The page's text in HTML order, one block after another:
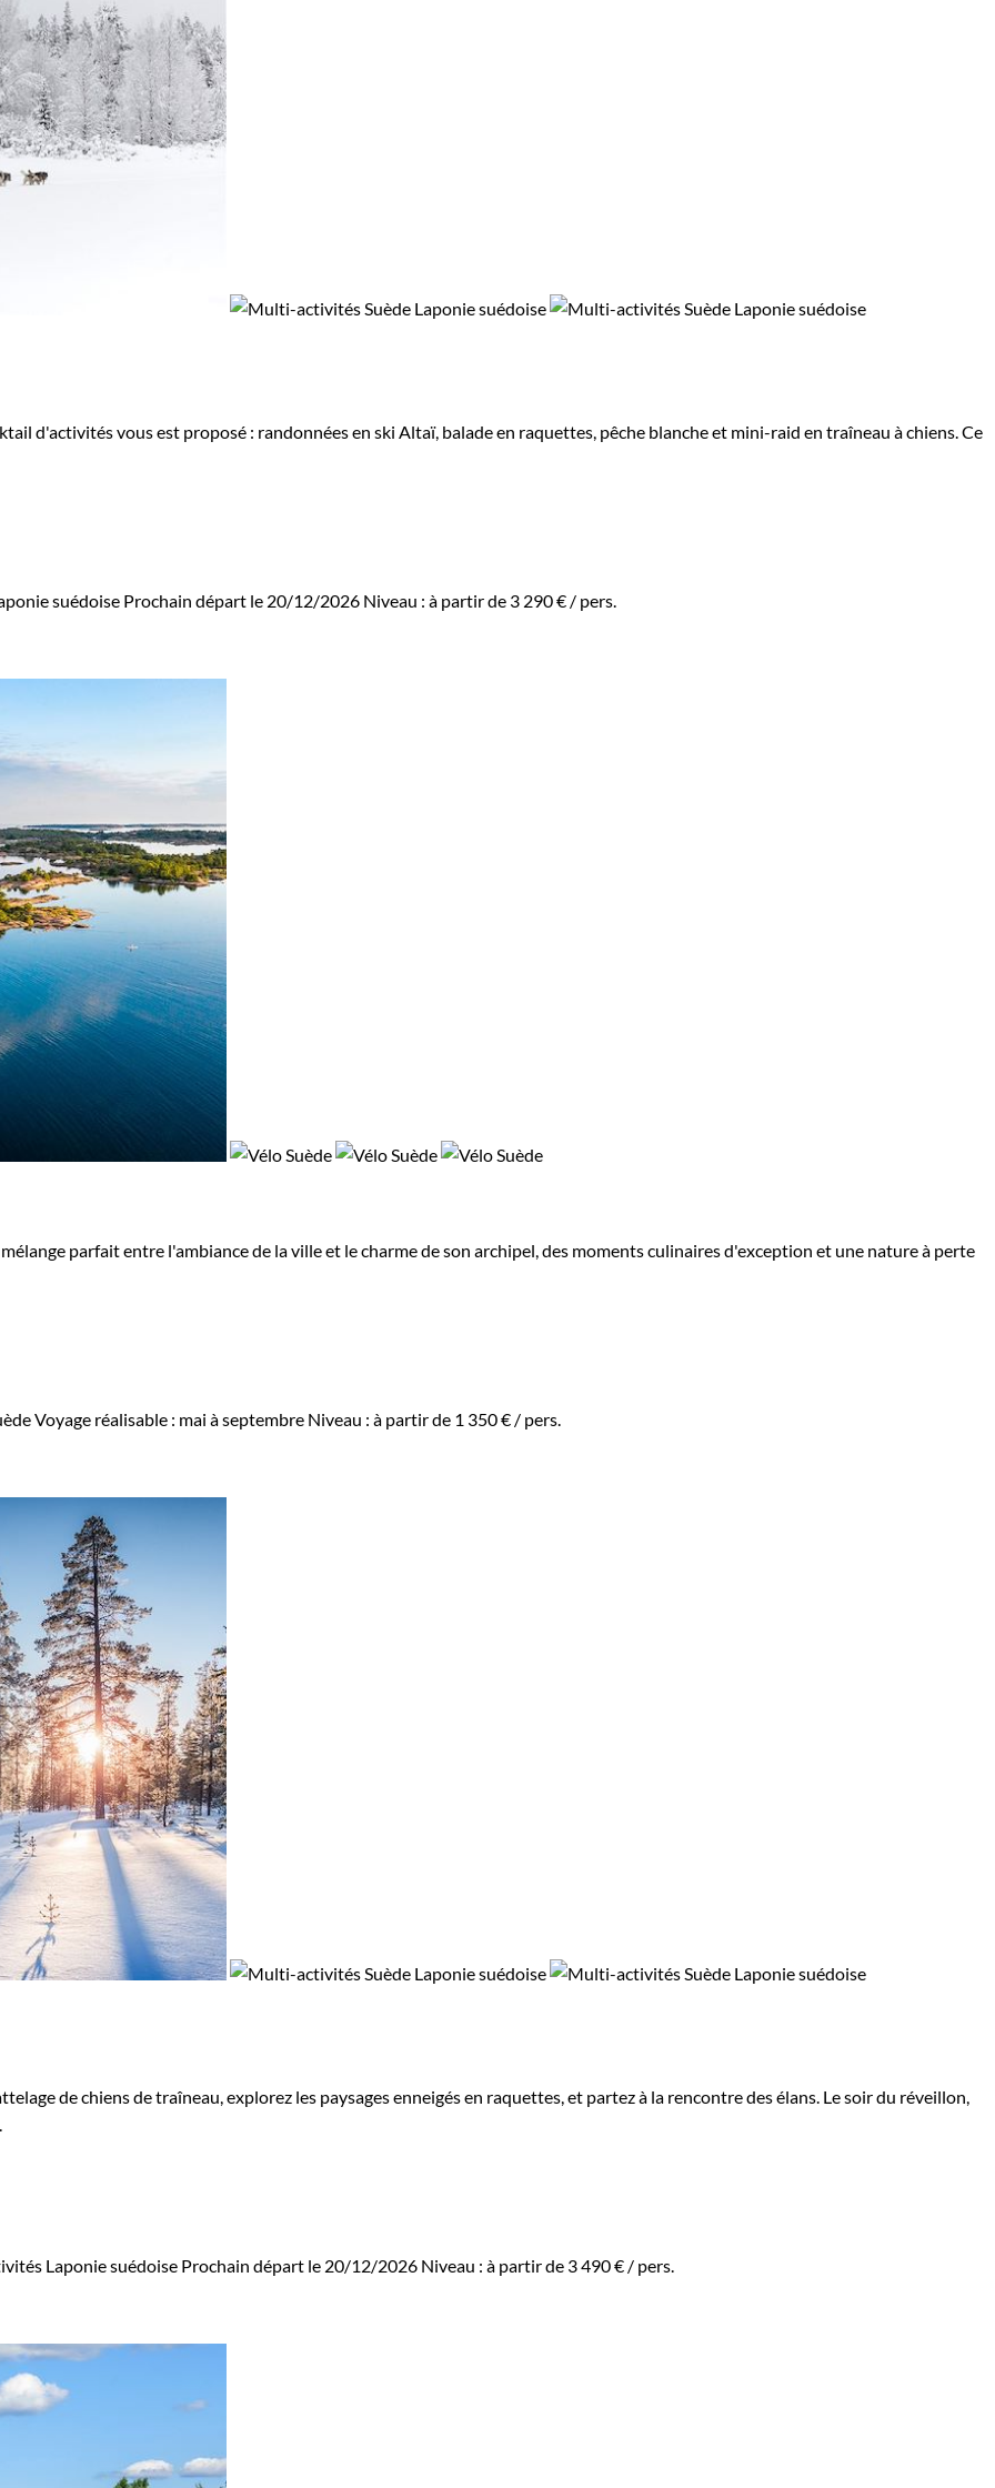
d'Engelsberg, une célèbre fonderie suédoise. Vous passerez sûrement devant
et aventure, qui vous permet de découvrir la Suède, sa culture, son folklore, et ses
d'activités vous est proposé : randonnées en ski Altaï, balade en raquettes, pêche blanche et mini-raid en traîneau à chiens. Ce
suédoise Prochain départ le 20/12/2026 Niveau : à partir de 3 290 € / pers.
parfait entre l'ambiance de la ville et le charme de son archipel, des moments culinaires d'exception et une nature à perte
Voyage réalisable : mai à septembre Niveau : à partir de 1 350 € / pers.
de chiens de traîneau, explorez les paysages enneigés en raquettes, et partez à la rencontre des élans. Le soir du réveillon,
Laponie suédoise Prochain départ le 20/12/2026 Niveau : à partir de 3 490 € / pers.